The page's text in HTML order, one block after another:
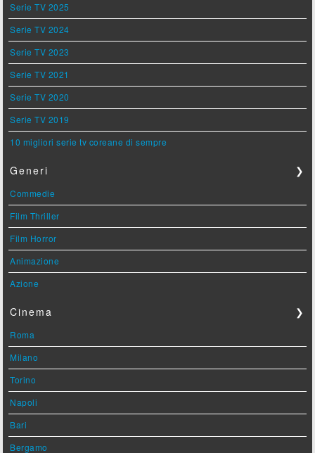
Serie TV 2025
Serie TV 2024
Serie TV 2023
Serie TV 2021
Serie TV 2020
Serie TV 2019
10 migliori serie tv coreane di sempre
Generi ❯
Commedie
Film Thriller
Film Horror
Animazione
Azione
Cinema ❯
Roma
Milano
Torino
Napoli
Bari
Bergamo